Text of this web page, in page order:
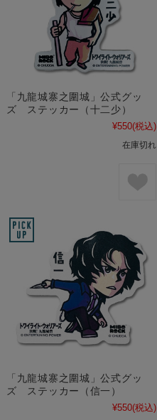
「九龍城寨之圍城」公式グッ
ズ ステッカー（十二少）
¥550(税込)
在庫切れ
「九龍城寨之圍城」公式グッ
ズ ステッカー（信一）
¥550(税込)